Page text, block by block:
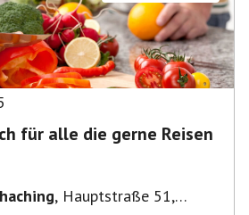
für alle die gerne Reisen
, Hauptstraße 51,